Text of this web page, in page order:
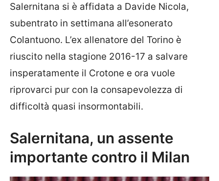
Salernitana si è affidata a Davide Nicola,
subentrato in settimana all’esonerato
Colantuono. L’ex allenatore del Torino è
riuscito nella stagione 2016-17 a salvare
insperatamente il Crotone e ora vuole
riprovarci pur con la consapevolezza di
difficoltà quasi insormontabili.
Salernitana, un assente
importante contro il Milan